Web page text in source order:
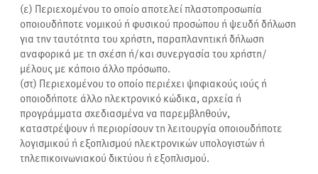
(ε) Περιεχομένου το οποίο αποτελεί πλαστοπροσωπία
οποιουδήποτε νομικού ή φυσικού προσώπου ή ψευδή δήλωση
για την ταυτότητα του χρήστη, παραπλανητική δήλωση
αναφορικά με τη σχέση ή/και συνεργασία του χρήστη/
μέλους με κάποιο άλλο πρόσωπο.
(στ) Περιεχομένου το οποίο περιέχει ψηφιακούς ιούς ή
οποιοδήποτε άλλο ηλεκτρονικό κώδικα, αρχεία ή
προγράμματα σχεδιασμένα να παρεμβληθούν,
καταστρέψουν ή περιορίσουν τη λειτουργία οποιουδήποτε
λογισμικού ή εξοπλισμού ηλεκτρονικών υπολογιστών ή
τηλεπικοινωνιακού δικτύου ή εξοπλισμού.